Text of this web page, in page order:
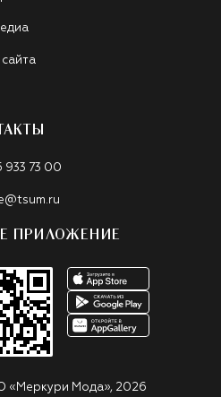
933 73 00
ПРИЛОЖЕНИЕ
«Меркури Мода», 2026